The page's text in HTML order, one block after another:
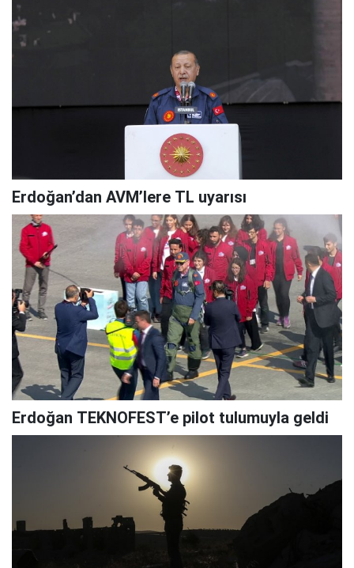
Erdoğan’dan AVM’lere TL uyarısı
Erdoğan TEKNOFEST’e pilot tulumuyla geldi